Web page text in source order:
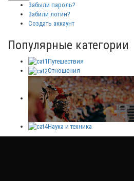
Забыли пароль?
Забили логин?
Создать аккаунт
Популярные категории
Путешествия
Отношения
Наука и техника